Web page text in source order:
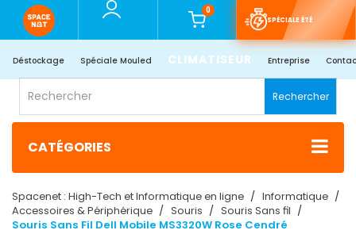
0
SPÉCIALE ÉTÉ
Déstockage Spéciale Mouled CLIMATISEUR Entreprise
Rechercher
CATÉGORIES
Spacenet : High-Tech et Informatique en ligne
Informatique
Accessoires & Périphérique
Souris
Souris Sans fil
Souris Sans Fil Dell Mobile MS3320W Rose Cendré